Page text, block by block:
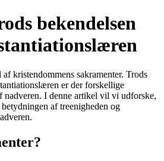
bekendelsen
kristendommens sakramenter. Trods
er der forskellige
nadveren. I denne artikel vil vi udforske,
af treenigheden og